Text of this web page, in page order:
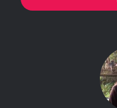
โดซี่ บอกว่า “ฉันพยายามอ
ความเป็น PURPLE
อยากเจอกับแฟนๆ แต่ฉัน